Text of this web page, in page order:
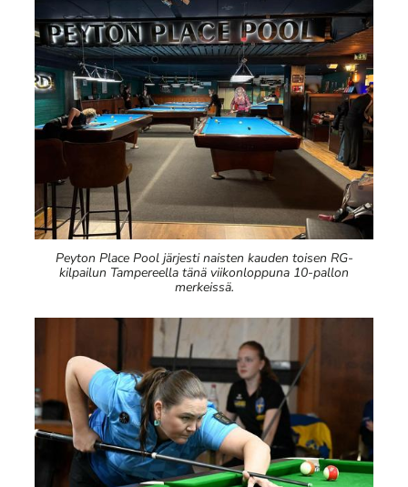
Peyton Place Pool järjesti naisten kauden toisen RG-
kilpailun Tampereella tänä viikonloppuna 10-pallon
merkeissä.